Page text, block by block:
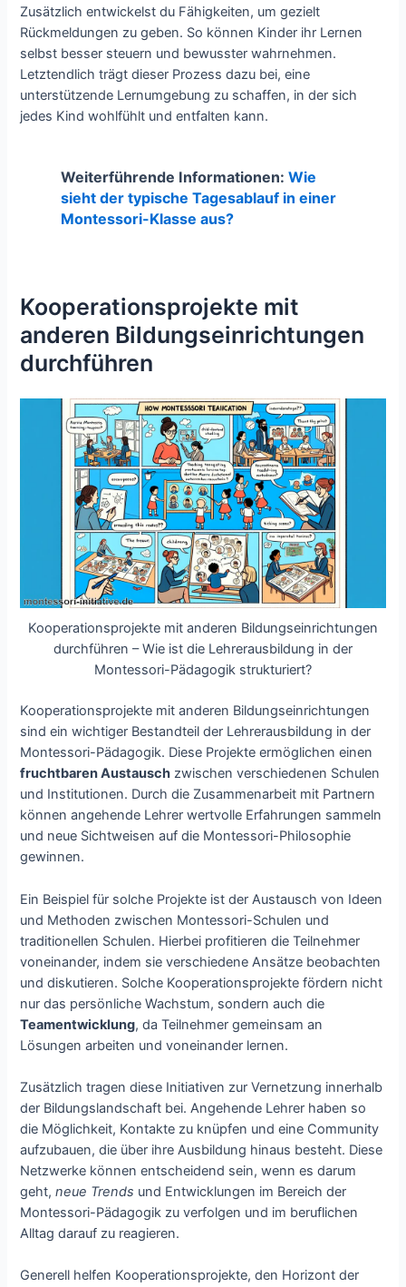
Zusätzlich entwickelst du Fähigkeiten, um gezielt
Rückmeldungen zu geben. So können Kinder ihr Lernen
selbst besser steuern und bewusster wahrnehmen.
Letztendlich trägt dieser Prozess dazu bei, eine
unterstützende Lernumgebung zu schaffen, in der sich
jedes Kind wohlfühlt und entfalten kann.
Weiterführende Informationen: Wie
sieht der typische Tagesablauf in einer
Montessori-Klasse aus?
Kooperationsprojekte mit
anderen Bildungseinrichtungen
durchführen
Kooperationsprojekte mit anderen Bildungseinrichtungen
durchführen – Wie ist die Lehrerausbildung in der
Montessori-Pädagogik strukturiert?
Kooperationsprojekte mit anderen Bildungseinrichtungen
sind ein wichtiger Bestandteil der Lehrerausbildung in der
Montessori-Pädagogik. Diese Projekte ermöglichen einen
fruchtbaren Austausch zwischen verschiedenen Schulen
und Institutionen. Durch die Zusammenarbeit mit Partnern
können angehende Lehrer wertvolle Erfahrungen sammeln
und neue Sichtweisen auf die Montessori-Philosophie
gewinnen.
Ein Beispiel für solche Projekte ist der Austausch von Ideen
und Methoden zwischen Montessori-Schulen und
traditionellen Schulen. Hierbei profitieren die Teilnehmer
voneinander, indem sie verschiedene Ansätze beobachten
und diskutieren. Solche Kooperationsprojekte fördern nicht
nur das persönliche Wachstum, sondern auch die
Teamentwicklung, da Teilnehmer gemeinsam an
Lösungen arbeiten und voneinander lernen.
Zusätzlich tragen diese Initiativen zur Vernetzung innerhalb
der Bildungslandschaft bei. Angehende Lehrer haben so
die Möglichkeit, Kontakte zu knüpfen und eine Community
aufzubauen, die über ihre Ausbildung hinaus besteht. Diese
Netzwerke können entscheidend sein, wenn es darum
geht,neue Trends und Entwicklungen im Bereich der
Montessori-Pädagogik zu verfolgen und im beruflichen
Alltag darauf zu reagieren.
Generell helfen Kooperationsprojekte, den Horizont der